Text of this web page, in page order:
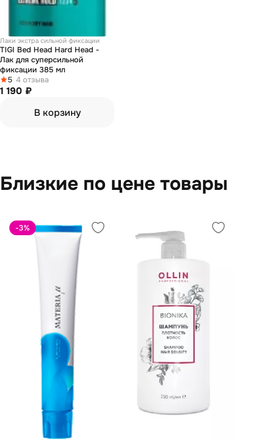
Лаки экстра сильной фиксации
TIGI Bed Head Hard Head -
Лак для суперсильной
фиксации 385 мл
5 4 отзыва
1 190 ₽
В корзину
Близкие по цене товары
-3%